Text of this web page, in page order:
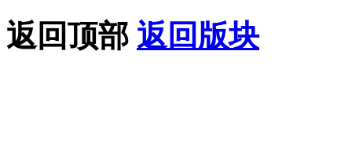
返回顶部 返回版块